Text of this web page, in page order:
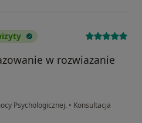
w rozwiazanie
Psychologicznej. • Konsultacja